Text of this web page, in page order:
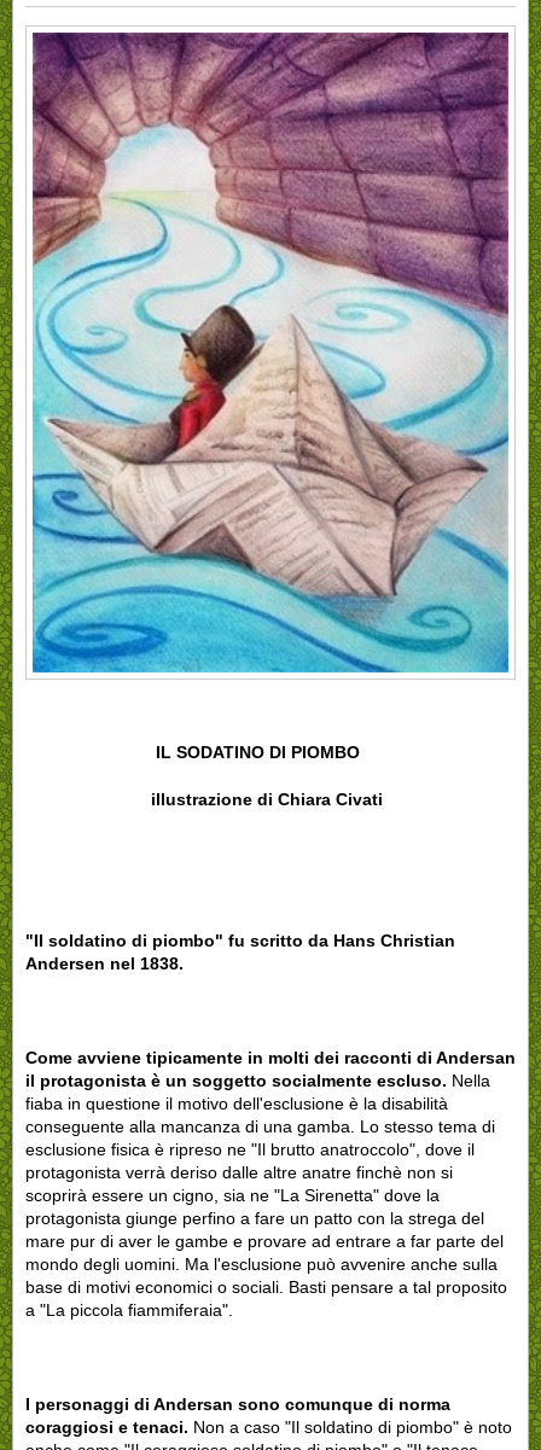
IL SODATINO DI PIOMBO
illustrazione di Chiara Civati
"Il soldatino di piombo" fu scritto da Hans Christian
Andersen nel 1838.
Come avviene tipicamente in molti dei racconti di Andersan
il protagonista è un soggetto socialmente escluso. Nella
fiaba in questione il motivo dell'esclusione è la disabilità
conseguente alla mancanza di una gamba. Lo stesso tema di
esclusione fisica è ripreso ne "Il brutto anatroccolo", dove il
protagonista verrà deriso dalle altre anatre finchè non si
scoprirà essere un cigno, sia ne "La Sirenetta" dove la
protagonista giunge perfino a fare un patto con la strega del
mare pur di aver le gambe e provare ad entrare a far parte del
mondo degli uomini. Ma l'esclusione può avvenire anche sulla
base di motivi economici o sociali. Basti pensare a tal proposito
a "La piccola fiammiferaia".
I personaggi di Andersan sono comunque di norma
coraggiosi e tenaci. Non a caso "Il soldatino di piombo" è noto